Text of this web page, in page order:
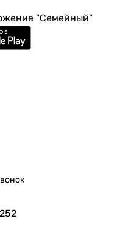
"Семейный"